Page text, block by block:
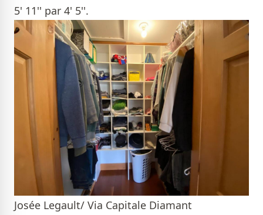
5' 11'' par 4' 5''.
Josée Legault/ Via Capitale Diamant